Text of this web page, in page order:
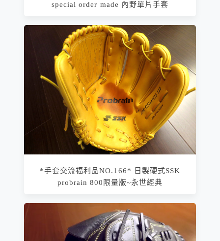
special order made 內野單片手套
*手套交流福利品NO.166* 日製硬式SSK
probrain 800限量版~永世經典